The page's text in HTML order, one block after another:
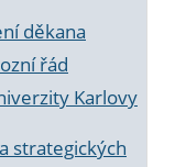
děkana
řád
Karlovy
strategických